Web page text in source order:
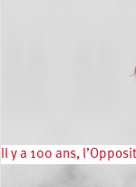
Il y a 100 ans,